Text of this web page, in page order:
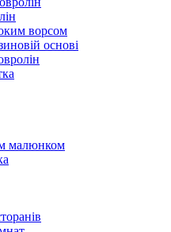
ворсом
основі
малюнком